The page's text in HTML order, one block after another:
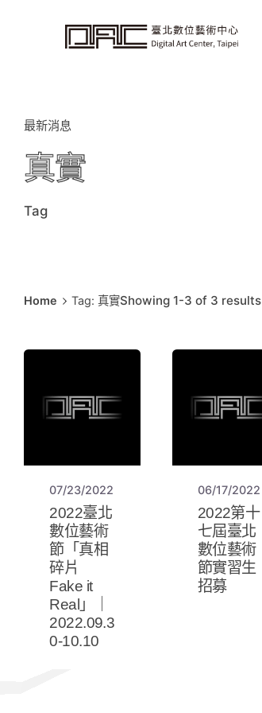
最新消息
真實
Tag
Home Tag: 真實Showing 1-3 of 3 results
07/23/2022
2022臺北
數位藝術
節「真相
碎片
Fake it
Real」｜
2022.09.3
0-10.10
06/17/2022
2022第十
七屆臺北
數位藝術
節實習生
招募